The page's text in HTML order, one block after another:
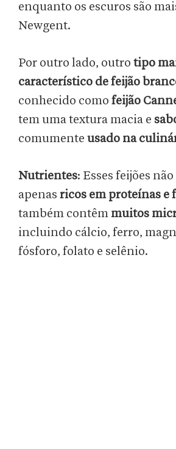
enquanto os escuros são
Newgent.
Por outro lado, outro tipo
característico de feijão
conhecido como feijão
tem uma textura macia e
comumente usado na
Nutrientes: Esses feijões não
apenas ricos em proteínas e
também contêm muitos
incluindo cálcio, ferro,
fósforo, folato e selênio.